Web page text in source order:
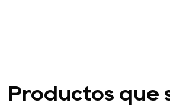
Productos que